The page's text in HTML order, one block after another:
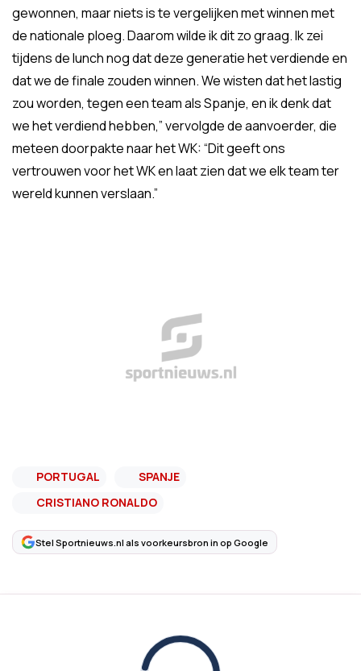
gewonnen, maar niets is te vergelijken met winnen met
de nationale ploeg. Daarom wilde ik dit zo graag. Ik zei
tijdens de lunch nog dat deze generatie het verdiende en
dat we de finale zouden winnen. We wisten dat het lastig
zou worden, tegen een team als Spanje, en ik denk dat
we het verdiend hebben,” vervolgde de aanvoerder, die
meteen doorpakte naar het WK: “Dit geeft ons
vertrouwen voor het WK en laat zien dat we elk team ter
wereld kunnen verslaan.”
PORTUGAL
SPANJE
CRISTIANO RONALDO
Stel Sportnieuws.nl als voorkeursbron in op Google